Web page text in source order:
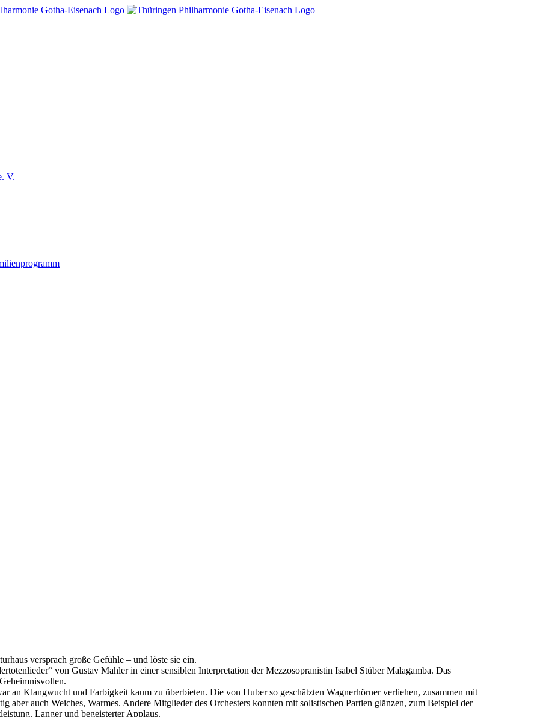
V.
versprach große Gefühle – und löste sie ein.
von Gustav Mahler in einer sensiblen Interpretation der Mezzosopranistin Isabel Stüber Malagamba. Das
an Klangwucht und Farbigkeit kaum zu überbieten. Die von Huber so geschätzten Wagnerhörner verliehen, zusammen mit
aber auch Weiches, Warmes. Andere Mitglieder des Orchesters konnten mit solistischen Partien glänzen, zum Beispiel der
Langer und begeisterter Applaus.